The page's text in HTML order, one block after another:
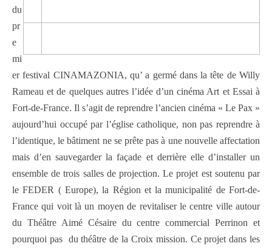
du
pr
e
mi
er festival CINAMAZONIA, qu’ a germé dans la tête de Willy
Rameau et de quelques autres l’idée d’un cinéma Art et Essai à
Fort-de-France. Il s’agit de reprendre l’ancien cinéma « Le Pax »
aujourd’hui occupé par l’église catholique, non pas reprendre à
l’identique, le bâtiment ne se prête pas à une nouvelle affectation
mais d’en sauvegarder la façade et derrière elle d’installer un
ensemble de trois salles de projection. Le projet est soutenu par
le FEDER ( Europe), la Région et la municipalité de Fort-de-
France qui voit là un moyen de revitaliser le centre ville autour
du Théâtre Aimé Césaire du centre commercial Perrinon et
pourquoi pas du théâtre de la Croix mission. Ce projet dans les